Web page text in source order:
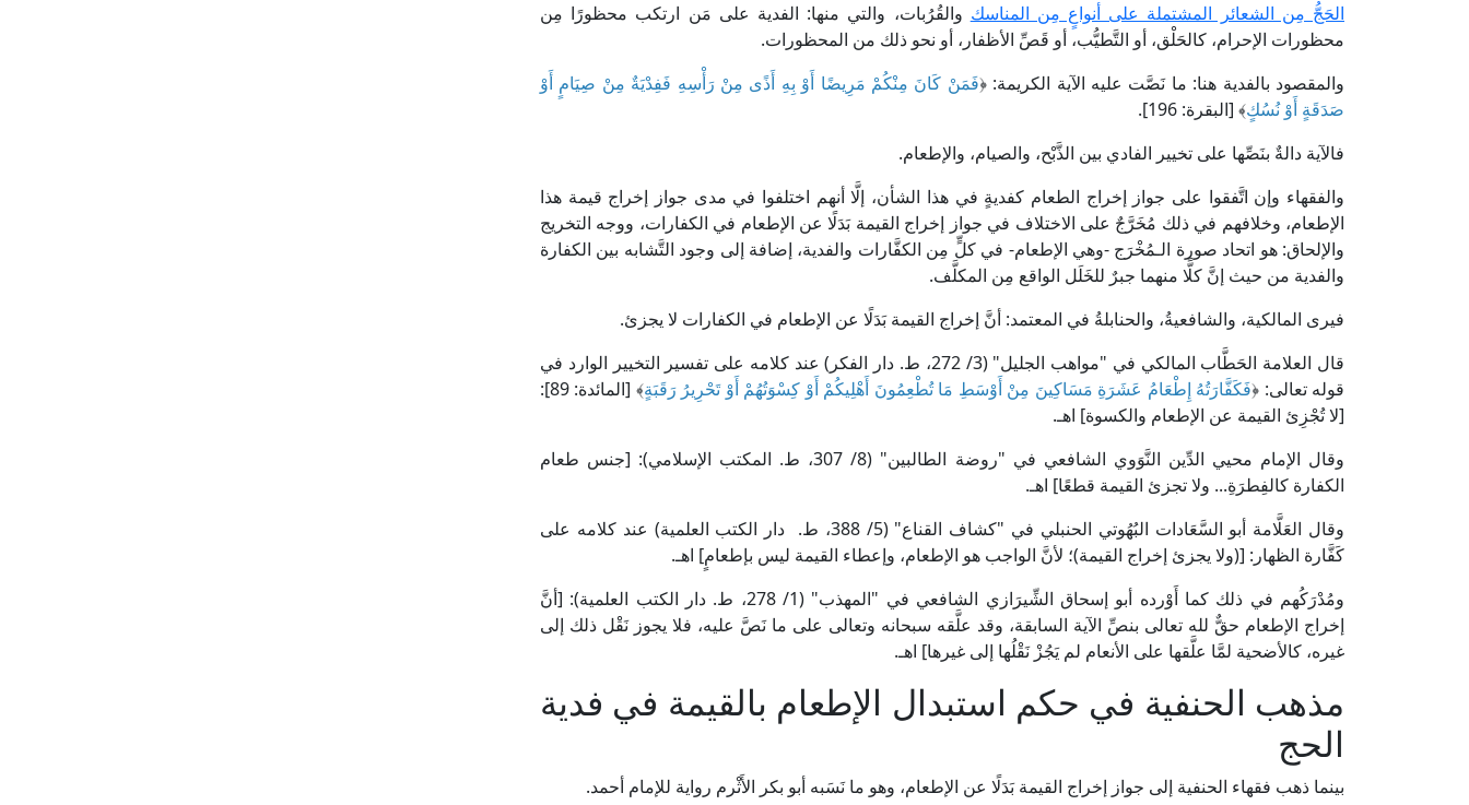
الحَجُّ مِن الشعائر المشتملة على أنواعٍ مِن المناسك والقُرُبات، والتي منها: الفدية على مَن ارتكب محظورًا مِن
محظورات الإحرام، كالحَلْق، أو التَّطيُّب، أو قَصِّ الأظفار، أو نحو ذلك من المحظورات.
والمقصود بالفدية هنا: ما نَصَّت عليه الآية الكريمة: ﴿فَمَنْ كَانَ مِنْكُمْ مَرِيضًا أَوْ بِهِ أَذًى مِنْ رَأْسِهِ فَفِدْيَةٌ مِنْ صِيَامٍ أَوْ
صَدَقَةٍ أَوْ نُسُكٍ﴾ [البقرة: 196].
فالآية دالةٌ بنَصِّها على تخيير الفادي بين الذَّبْح، والصيام، والإطعام.
والفقهاء وإن اتَّفقوا على جواز إخراج الطعام كفديةٍ في هذا الشأن، إلَّا أنهم اختلفوا في مدى جواز إخراج قيمة هذا
الإطعام، وخلافهم في ذلك مُخَرَّجٌ على الاختلاف في جواز إخراج القيمة بَدَلًا عن الإطعام في الكفارات، ووجه التخريج
والإلحاق: هو اتحاد صورة الـمُخْرَج -وهي الإطعام- في كلٍّ مِن الكفَّارات والفدية، إضافة إلى وجود التَّشابه بين الكفارة
والفدية من حيث إنَّ كلًّا منهما جبرٌ للخَلَل الواقع مِن المكلَّف.
فيرى المالكية، والشافعيةُ، والحنابلةُ في المعتمد: أنَّ إخراج القيمة بَدَلًا عن الإطعام في الكفارات لا يجزئ.
قال العلامة الحَطَّاب المالكي في "مواهب الجليل" (3/ 272، ط. دار الفكر) عند كلامه على تفسير التخيير الوارد في
قوله تعالى: ﴿فَكَفَّارَتُهُ إِطْعَامُ عَشَرَةِ مَسَاكِينَ مِنْ أَوْسَطِ مَا تُطْعِمُونَ أَهْلِيكُمْ أَوْ كِسْوَتُهُمْ أَوْ تَحْرِيرُ رَقَبَةٍ
﴾ [المائدة: 89]:
[لا تُجْزِئ القيمة عن الإطعام والكسوة] اهـ.
وقال الإمام محيي الدِّين النَّوَوي الشافعي في "روضة الطالبين" (8/ 307، ط. المكتب الإسلامي): [جنس طعام
الكفارة كالفِطرَةِ... ولا تجزئ القيمة قطعًا] اهـ.
وقال العَلَّامة أبو السَّعَادات البُهُوتي الحنبلي في "كشاف القناع" (5/ 388، ط. دار الكتب العلمية) عند كلامه على
كَفَّارة الظهار: [(ولا يجزئ إخراج القيمة)؛ لأنَّ الواجب هو الإطعام، وإعطاء القيمة ليس بإطعامٍ] اهـ.
ومُدْرَكُهم في ذلك كما أَوْرده أبو إسحاق الشِّيرَازي الشافعي في "المهذب" (1/ 278، ط. دار الكتب العلمية): [أنَّ
إخراج الإطعام حقٌّ لله تعالى بنصِّ الآية السابقة، وقد علَّقه سبحانه وتعالى على ما نَصَّ عليه، فلا يجوز نَقْل ذلك إلى
غيره، كالأضحية لمَّا علَّقها على الأنعام لم يَجُزْ نَقْلُها إلى غيرها] اهـ.
مذهب الحنفية في حكم استبدال الإطعام بالقيمة في فدية
الحج
بينما ذهب فقهاء الحنفية إلى جواز إخراج القيمة بَدَلًا عن الإطعام، وهو ما نَسَبه أبو بكر الأَثْرم رواية للإمام أحمد.